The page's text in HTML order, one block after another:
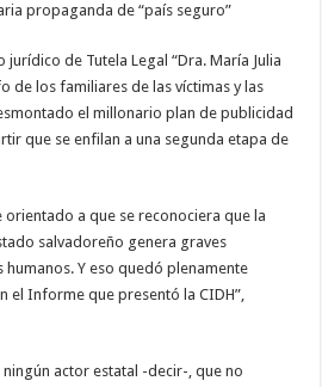
propaganda de “país seguro”
de Tutela Legal “Dra. María Julia
de los familiares de las víctimas y las
el millonario plan de publicidad
que se enfilan a una segunda etapa de
orientado a que se reconociera que la
salvadoreño genera graves
Y eso quedó plenamente
el Informe que presentó la CIDH”,
actor estatal -decir-, que no